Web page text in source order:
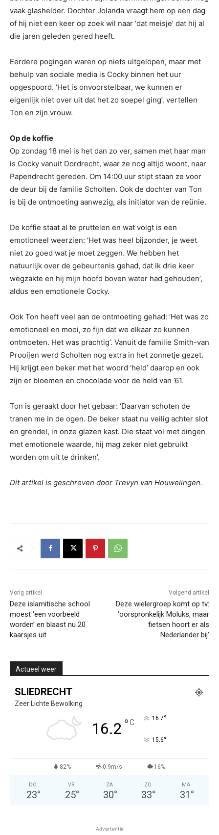
vaak glashelder. Dochter Jolanda vraagt hem op een dag
of hij niet een keer op zoek wil naar ‘dat meisje’ dat hij al
die jaren geleden gered heeft.
Eerdere pogingen waren op niets uitgelopen, maar met
behulp van sociale media is Cocky binnen het uur
opgespoord. ‘Het is onvoorstelbaar, we kunnen er
eigenlijk niet over uit dat het zo soepel ging’. vertellen
Ton en zijn vrouw.
Op de koffie
Op zondag 18 mei is het dan zo ver, samen met haar man
is Cocky vanuit Dordrecht, waar ze nog altijd woont, naar
Papendrecht gereden. Om 14:00 uur stipt staan ze voor
de deur bij de familie Scholten. Ook de dochter van Ton
is bij de ontmoeting aanwezig, als initiator van de reünie.
De koffie staat al te pruttelen en wat volgt is een
emotioneel weerzien: ‘Het was heel bijzonder, je weet
niet zo goed wat je moet zeggen. We hebben het
natuurlijk over de gebeurtenis gehad, dat ik drie keer
wegzakte en hij mijn hoofd boven water had gehouden’,
aldus een emotionele Cocky.
Ook Ton heeft veel aan de ontmoeting gehad: ‘Het was zo
emotioneel en mooi, zo fijn dat we elkaar zo kunnen
ontmoeten. Het was prachtig’. Vanuit de familie Smith-van
Prooijen werd Scholten nog extra in het zonnetje gezet.
Hij krijgt een beker met het woord ‘held’ daarop en ook
zijn er bloemen en chocolade voor de held van ’61.
Ton is geraakt door het gebaar: ‘Daarvan schoten de
tranen me in de ogen. De beker staat nu veilig achter slot
en grendel, in onze glazen kast. Die staat vol met dingen
met emotionele waarde, hij mag zeker niet gebruikt
worden om uit te drinken’.
Dit artikel is geschreven door Trevyn van Houwelingen.
Vorig artikel
Deze islamitische school
moest ‘een voorbeeld
worden’ en blaast nu 20
kaarsjes uit
Volgend artikel
Deze wielergroep komt op tv:
‘oorspronkelijk Moluks, maar
fietsen hoort er als
Nederlander bij’
Actueel weer
SLIEDRECHT
Zeer Lichte Bewolking
16.2 °C 16.7°
15.6°
82% 0.9m/s 16%
DO
23°
VR
25°
ZA
30°
ZO
33°
MA
31 °
Advertentie